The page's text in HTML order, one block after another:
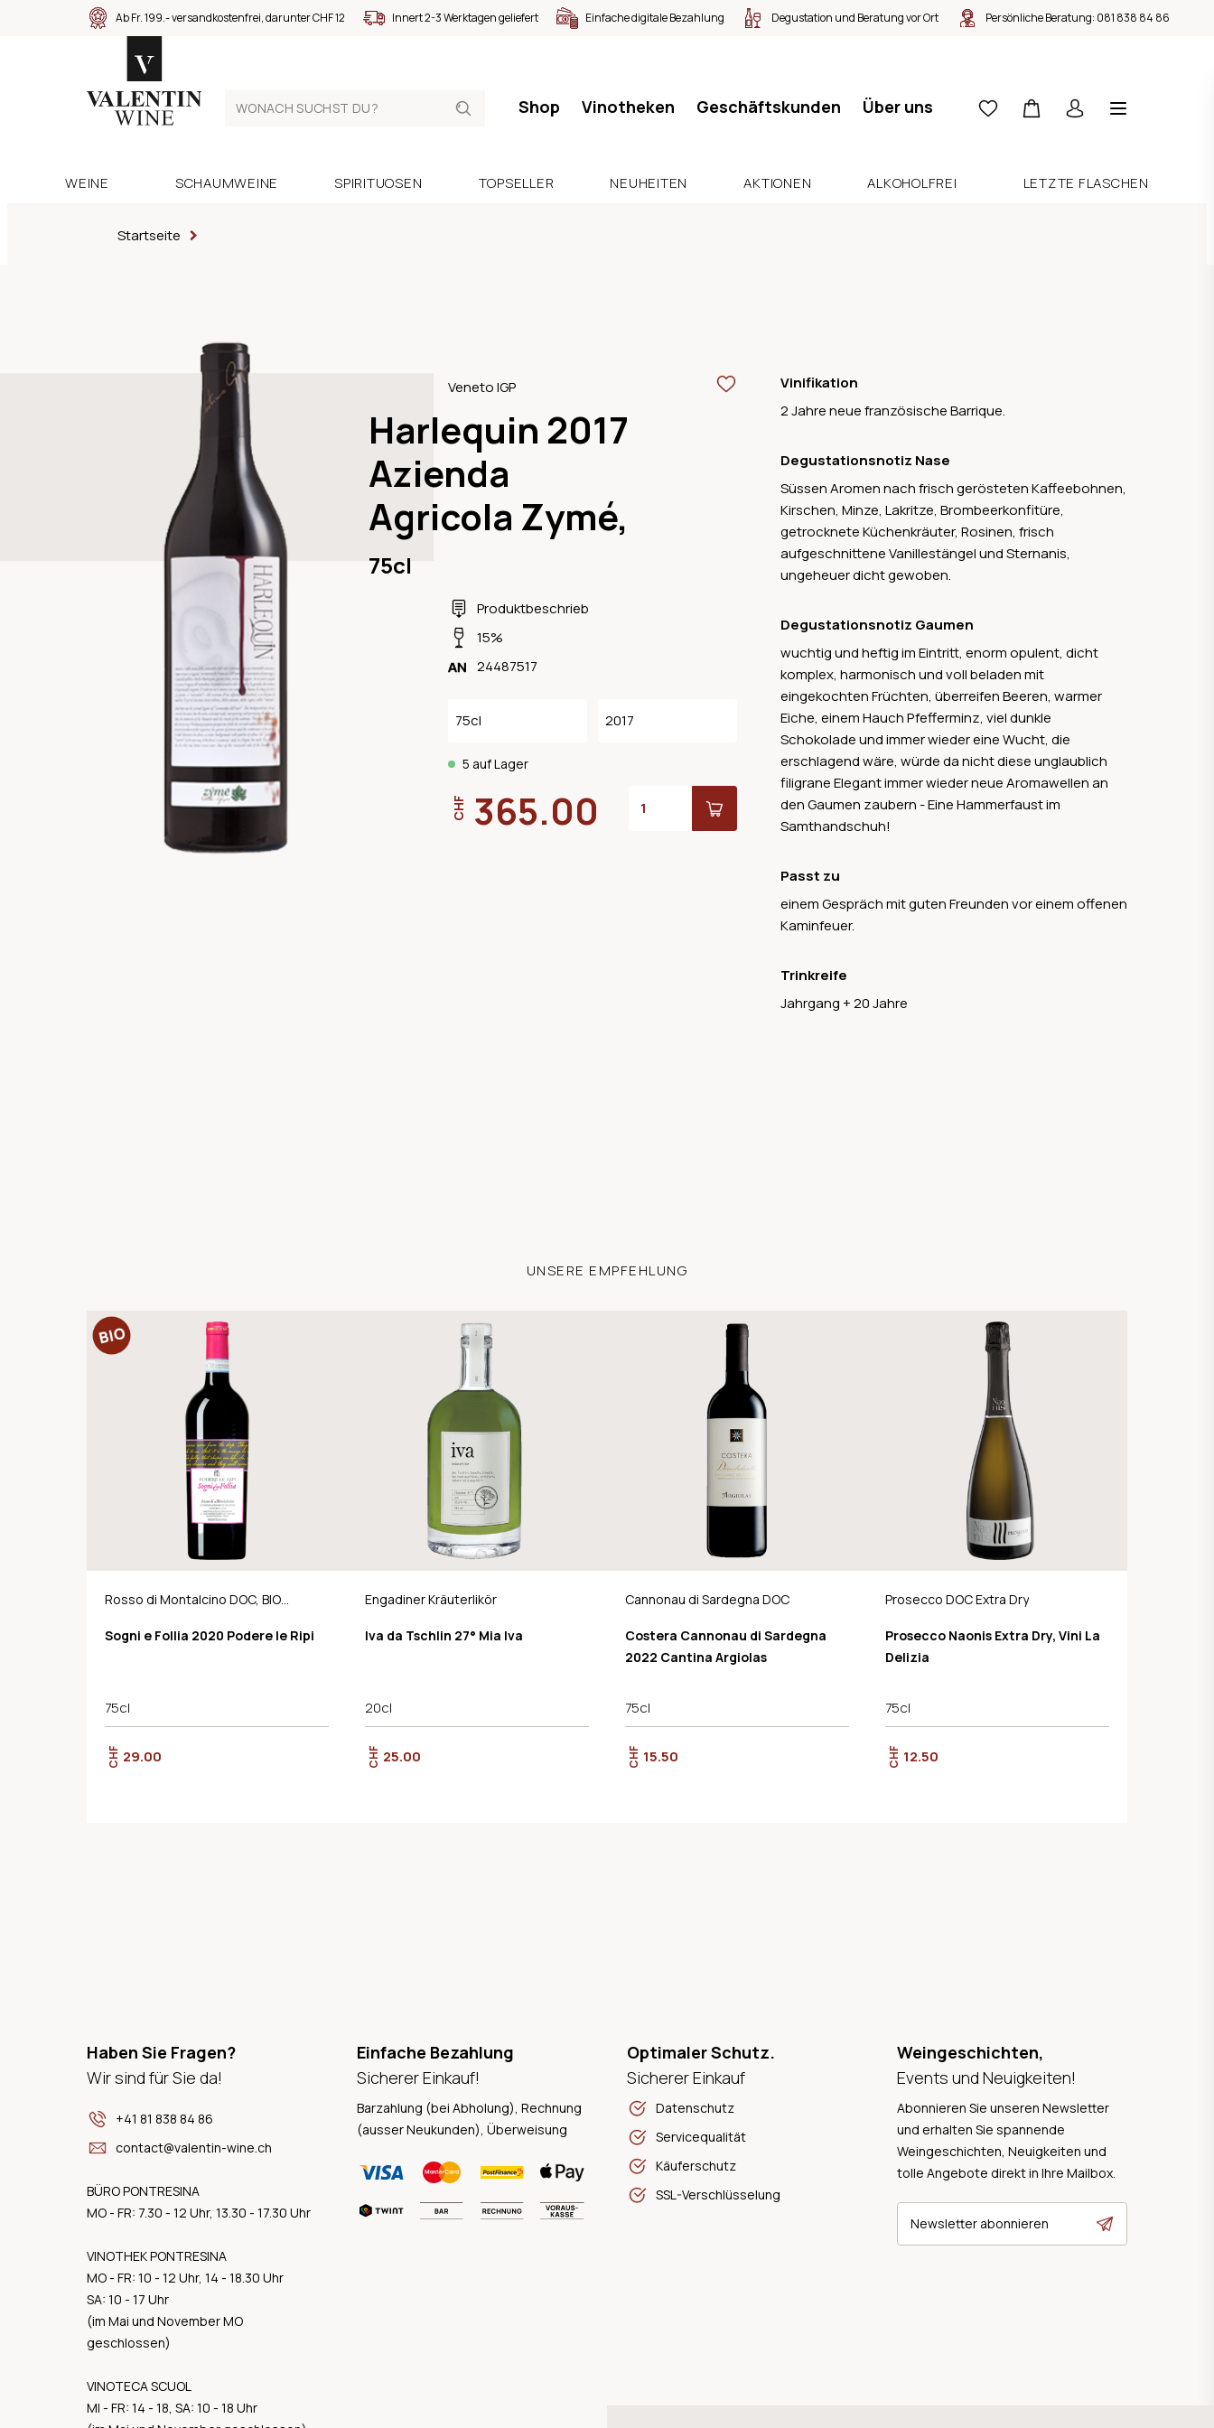
Ab Fr. 199.- versandkostenfrei, darunter CHF 12 Innert 2-3 Werktagen geliefert Einfache digitale Bezahlung Degustation und Beratung vor Ort Persönliche Beratung: 081 838 84 86
Shop Vinotheken Geschäftskunden Über uns
WEINE SCHAUMWEINE SPIRITUOSEN TOPSELLER NEUHEITEN AKTIONEN ALKOHOLFREI LETZTE FLASCHEN
Startseite
Veneto IGP
Harlequin 2017
Azienda
Agricola Zymé,
75cl
Produktbeschrieb
15%
24487517
75cl 2017
5 auf Lager
CHF 365.00
Vinifikation
2 Jahre neue französische Barrique.
Degustationsnotiz Nase
Süssen Aromen nach frisch gerösteten Kaffeebohnen,
Kirschen, Minze, Lakritze, Brombeerkonfitüre,
getrocknete Küchenkräuter, Rosinen, frisch
aufgeschnittene Vanillestängel und Sternanis,
ungeheuer dicht gewoben.
Degustationsnotiz Gaumen
wuchtig und heftig im Eintritt, enorm opulent, dicht
komplex, harmonisch und voll beladen mit
eingekochten Früchten, überreifen Beeren, warmer
Eiche, einem Hauch Pfefferminz, viel dunkle
Schokolade und immer wieder eine Wucht, die
erschlagend wäre, würde da nicht diese unglaublich
filigrane Elegant immer wieder neue Aromawellen an
den Gaumen zaubern - Eine Hammerfaust im
Samthandschuh!
Passt zu
einem Gespräch mit guten Freunden vor einem offenen
Kaminfeuer.
Trinkreife
Jahrgang + 20 Jahre
UNSERE EMPFEHLUNG
Rosso di Montalcino DOC, BIO-
Sogni e Follia 2020 Podere le Ripi
75cl
CHF 29.00
Engadiner Kräuterlikör
Iva da Tschlin 27° Mia Iva
20cl
CHF 25.00
Cannonau di Sardegna DOC
Costera Cannonau di Sardegna
2022 Cantina Argiolas
75cl
CHF 15.50
Prosecco DOC Extra Dry
Prosecco Naonis Extra Dry, Vini La
Delizia
75cl
CHF 12.50
Haben Sie Fragen?
Wir sind für Sie da!
+41 81 838 84 86
contact@valentin-wine.ch
BÜRO PONTRESINA
MO - FR: 7.30 - 12 Uhr, 13.30 - 17.30 Uhr
VINOTHEK PONTRESINA
MO - FR: 10 - 12 Uhr, 14 - 18.30 Uhr
SA: 10 - 17 Uhr
(im Mai und November MO
geschlossen)
VINOTECA SCUOL
MI - FR: 14 - 18, SA: 10 - 18 Uhr
Einfache Bezahlung
Sicherer Einkauf!
Barzahlung (bei Abholung), Rechnung
(ausser Neukunden), Überweisung
Optimaler Schutz.
Sicherer Einkauf
Datenschutz
Servicequalität
Käuferschutz
SSL-Verschlüsselung
Weingeschichten,
Events und Neuigkeiten!
Abonnieren Sie unseren Newsletter
und erhalten Sie spannende
Weingeschichten, Neuigkeiten und
tolle Angebote direkt in Ihre Mailbox.
Newsletter abonnieren